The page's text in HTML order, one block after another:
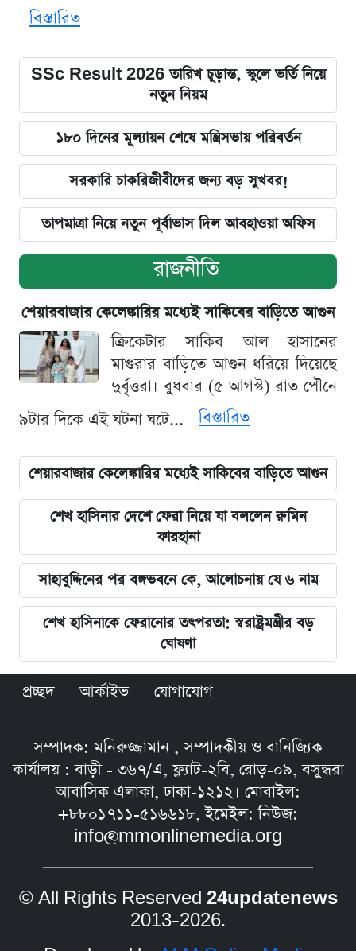
বিস্তারিত
SSc Result 2026 তারিখ চূড়ান্ত, স্কুলে ভর্তি নিয়ে
নতুন নিয়ম
১৮০ দিনের মূল্যায়ন শেষে মন্ত্রিসভায় পরিবর্তন
সরকারি চাকরিজীবীদের জন্য বড় সুখবর!
তাপমাত্রা নিয়ে নতুন পূর্বাভাস দিল আবহাওয়া অফিস
রাজনীতি
শেয়ারবাজার কেলেঙ্কারির মধ্যেই সাকিবের বাড়িতে আগুন
ক্রিকেটার সাকিব আল হাসানের
মাগুরার বাড়িতে আগুন ধরিয়ে দিয়েছে
দুর্বৃত্তরা। বুধবার (৫ আগস্ট) রাত পৌনে
৯টার দিকে এই ঘটনা ঘটে...
বিস্তারিত
শেয়ারবাজার কেলেঙ্কারির মধ্যেই সাকিবের বাড়িতে আগুন
শেখ হাসিনার দেশে ফেরা নিয়ে যা বললেন রুমিন
ফারহানা
সাহাবুদ্দিনের পর বঙ্গভবনে কে, আলোচনায় যে ৬ নাম
শেখ হাসিনাকে ফেরানোর তৎপরতা: স্বরাষ্ট্রমন্ত্রীর বড়
ঘোষণা
প্রচ্ছদ আর্কাইভ যোগাযোগ
সম্পাদক: মনিরুজ্জামান , সম্পাদকীয় ও বানিজ্যিক
কার্যালয় : বাড়ী - ৩৬৭/এ, ফ্ল্যাট-২বি, রোড়-০৯, বসুন্ধরা
আবাসিক এলাকা, ঢাকা-১২১২। মোবাইল:
+৮৮০১৭১১-৫১৬৬১৮, ইমেইল: নিউজ:
info@mmonlinemedia.org
© All Rights Reserved 24updatenews
2013–2026.